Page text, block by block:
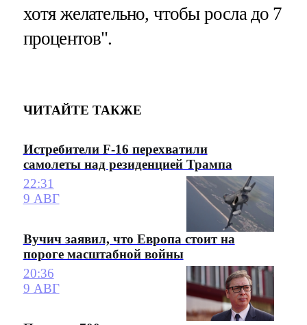
хотя желательно, чтобы росла до 7
процентов".
ЧИТАЙТЕ ТАКЖЕ
Истребители F-16 перехватили
самолеты над резиденцией Трампа
22:31
9 АВГ
Вучич заявил, что Европа стоит на
пороге масштабной войны
20:36
9 АВГ